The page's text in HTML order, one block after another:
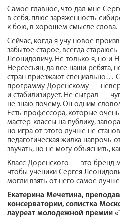
Самое главное, что дал мне
в себя, плюс заряженность
к бою, в хорошем смысле слова.
Сейчас, когда я учу новое
забытое старое, всегда
Леонидовичу. Не только я, но и
Нерсесьян, да все наши ребята,
стран приезжают специально…
программу Доренскому —
и стабилизирует. Не сыграл —
не знаю почему. Он одним
Есть профессора, которые
мастер-классы на публику,
но игра от этого лучше не
педагогическая жилка напрочь
звучать, но не могу объяснить,
Класс Доренского — это бренд
чтобы ученики Сергея
могли взять от него самое
Екатерина Мечетина,
консерватории, солистка
лауреат молодежной премии